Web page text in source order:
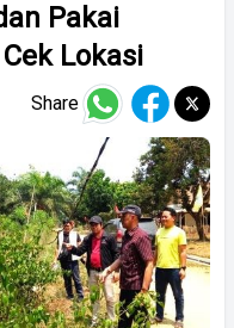
Pakai
Lokasi
Share